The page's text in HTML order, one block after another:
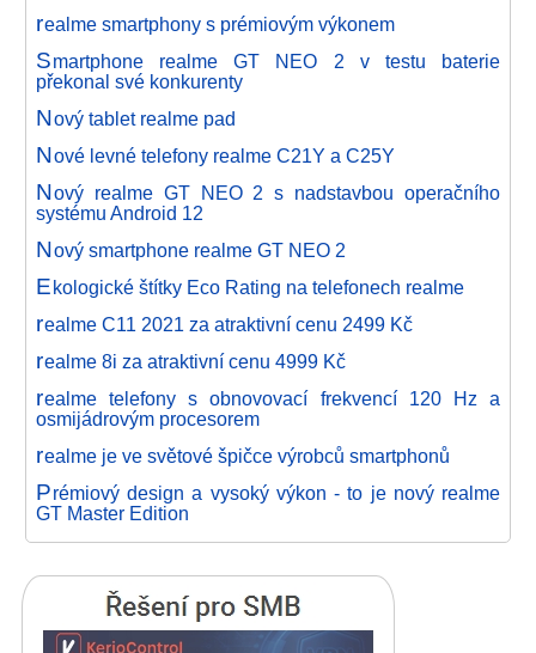
realme smartphony s prémiovým výkonem
Smartphone realme GT NEO 2 v testu baterie
překonal své konkurenty
Nový tablet realme pad
Nové levné telefony realme C21Y a C25Y
Nový realme GT NEO 2 s nadstavbou operačního
systému Android 12
Nový smartphone realme GT NEO 2
Ekologické štítky Eco Rating na telefonech realme
realme C11 2021 za atraktivní cenu 2499 Kč
realme 8i za atraktivní cenu 4999 Kč
realme telefony s obnovovací frekvencí 120 Hz a
osmijádrovým procesorem
realme je ve světové špičce výrobců smartphonů
Prémiový design a vysoký výkon - to je nový realme
GT Master Edition